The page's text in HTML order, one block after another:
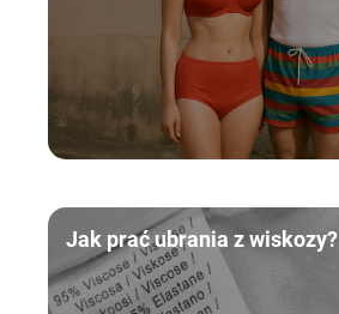
Jak prać ubrania z wiskozy?